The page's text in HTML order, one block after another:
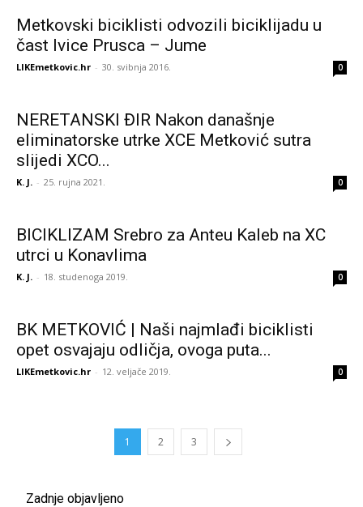
Metkovski biciklisti odvozili biciklijadu u
čast Ivice Prusca – Jume
LIKEmetkovic.hr - 30. svibnja 2016. 0
NERETANSKI ĐIR Nakon današnje
eliminatorske utrke XCE Metković sutra
slijedi XCO...
K. J. - 25. rujna 2021. 0
BICIKLIZAM Srebro za Anteu Kaleb na XC
utrci u Konavlima
K. J. - 18. studenoga 2019. 0
BK METKOVIĆ | Naši najmlađi biciklisti
opet osvajaju odličja, ovoga puta...
LIKEmetkovic.hr - 12. veljače 2019. 0
1 2 3
Zadnje objavljeno